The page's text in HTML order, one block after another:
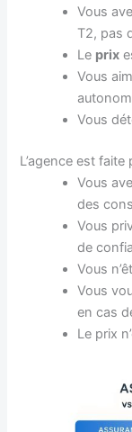
Vous
T2, pas
Le prix
Vous
Vous
L’agence est
Vous
des
Vous
de
Vous
Vous
en cas
Le prix